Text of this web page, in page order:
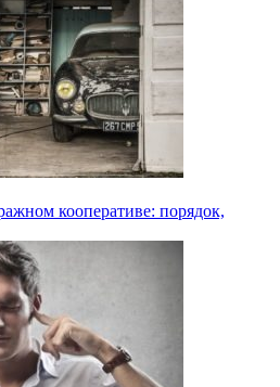
кооперативе: порядок,